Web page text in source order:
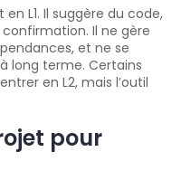
L1. Il suggère du code,
Il ne gère
et ne se
long terme. Certains
en L2, mais l’outil
pour